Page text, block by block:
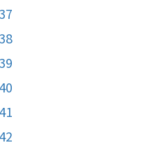
37
38
39
40
41
42